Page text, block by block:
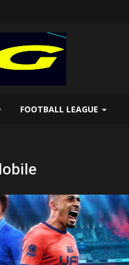
FOOTBALL LEAGUE